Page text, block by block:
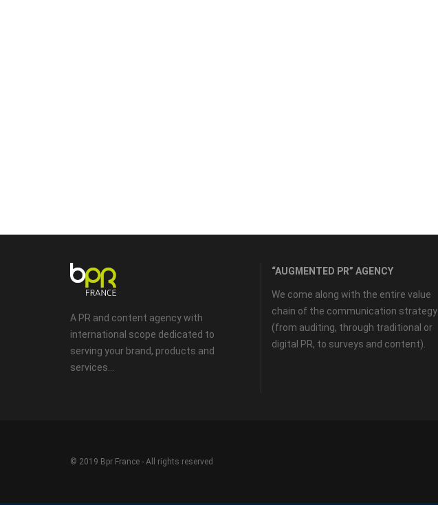
A PR and content agency with
international scope dedicated to
serving your brand, products and
services...
“AUGMENTED PR” AGENCY
We come along with the entire value
chain of the communication strategy
(from auditing, through traditional or
digital PR, to surveys and content).
© 2019 Bpr France - All rights reserved